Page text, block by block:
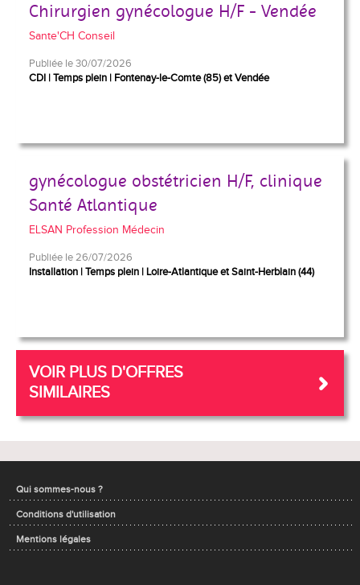
Chirurgien gynécologue H/F - Vendée
Sante'CH Conseil
Publiée le 30/07/2026
CDI Temps plein Fontenay-le-Comte (85) et Vendée
gynécologue obstétricien H/F, clinique
Santé Atlantique
ELSAN Profession Médecin
Publiée le 26/07/2026
Installation Temps plein Loire-Atlantique et Saint-Herblain (44)
VOIR PLUS D'OFFRES
SIMILAIRES
Qui sommes-nous ?
Conditions d'utilisation
Mentions légales